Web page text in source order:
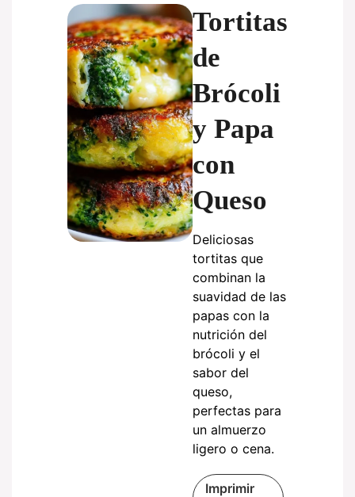
Tortitas
de
Brócoli
y Papa
con
Queso
Deliciosas
tortitas que
combinan la
suavidad de las
papas con la
nutrición del
brócoli y el
sabor del
queso,
perfectas para
un almuerzo
ligero o cena.
Imprimir